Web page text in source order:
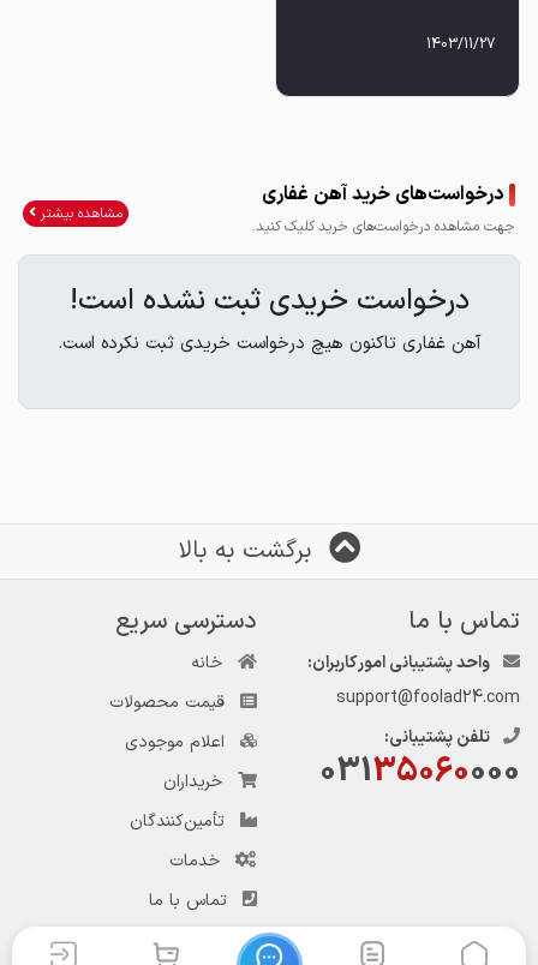
درخواست‌های خرید آهن غفاری
جهت مشاهده درخواست‌های خرید کلیک کنید.
مشاهده بیشتر
درخواست خریدی ثبت نشده است!
آهن غفاری تاکنون هیچ درخواست خریدی ثبت نکرده است.
برگشت به بالا
تماس با ما
واحد پشتیبانی امور کاربران:
support@foolad24.com
تلفن پشتیبانی:
03135060000
دسترسی سریع
خانه
قیمت محصولات
اعلام موجودی
خریداران
تأمین‌کنندگان
خدمات
تماس با ما